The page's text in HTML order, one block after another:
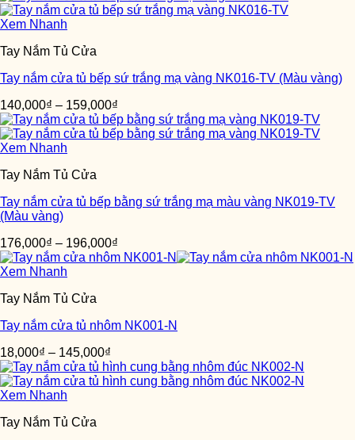
Xem Nhanh
Tay Nắm Tủ Cửa
Tay nắm cửa tủ bếp sứ trắng mạ vàng NK016-TV (Màu vàng)
140,000₫ – 159,000₫
Xem Nhanh
Tay Nắm Tủ Cửa
Tay nắm cửa tủ bếp bằng sứ trắng mạ màu vàng NK019-TV
(Màu vàng)
176,000₫ – 196,000₫
Xem Nhanh
Tay Nắm Tủ Cửa
Tay nắm cửa tủ nhôm NK001-N
18,000₫ – 145,000₫
Xem Nhanh
Tay Nắm Tủ Cửa